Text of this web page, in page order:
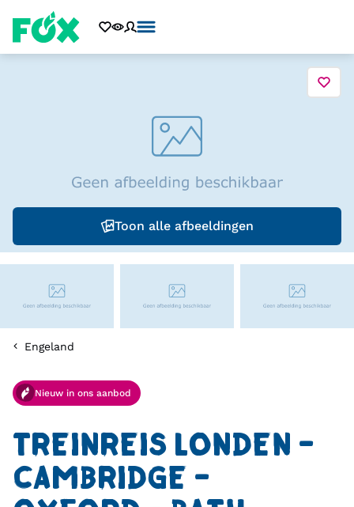
Toon alle afbeeldingen
Engeland
Nieuw in ons aanbod
TREINREIS LONDEN -
CAMBRIDGE -